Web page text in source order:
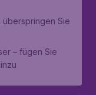
Sie
– fügen Sie